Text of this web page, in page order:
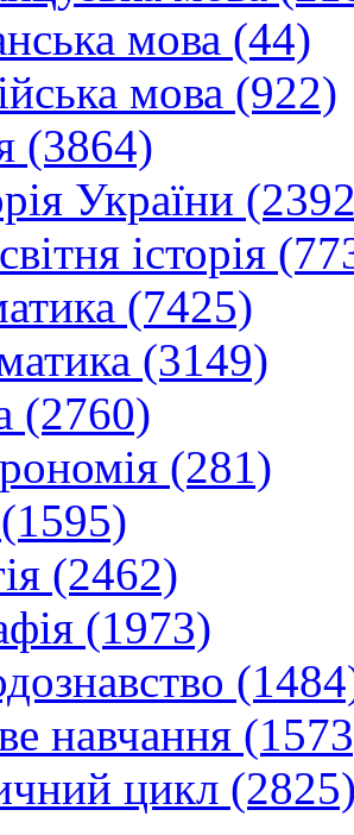
мова (44)
мова (922)
(3864)
України
історія
(7425)
(3149)
(2760)
(281)
(2462)
(1973)
навчання
цикл